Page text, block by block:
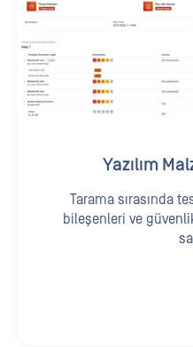
Yazılım
Tarama sırasında
bileşenleri ve